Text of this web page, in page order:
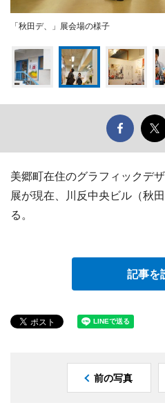
「秋田デ、」展会場の様子
美郷町在住のグラフィックデ
展が現在、川反中央ビル（秋
る。
記事を
前の写真